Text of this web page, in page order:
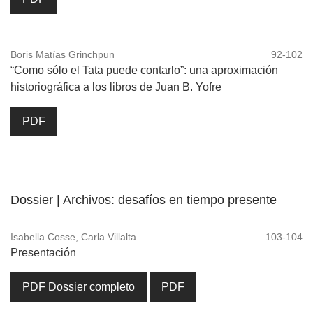
Boris Matías Grinchpun 92-102
“Como sólo el Tata puede contarlo”: una aproximación
historiográfica a los libros de Juan B. Yofre
PDF
Dossier | Archivos: desafíos en tiempo presente
Isabella Cosse, Carla Villalta 103-104
Presentación
PDF Dossier completo PDF